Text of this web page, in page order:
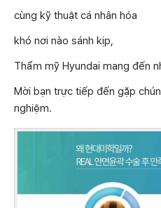
cùng kỹ thuật cá nhân hóa
khó nơi nào sánh kịp,
Thẩm mỹ Hyundai mang đến
Mời bạn trực tiếp đến gặp
nghiệm.